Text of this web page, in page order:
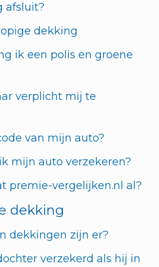
afsluit?
dekking
ik een polis en groene
verplicht mij te
van mijn auto?
mijn auto verzekeren?
premie-vergelijken.nl al?
dekking
dekkingen zijn er?
verzekerd als hij in